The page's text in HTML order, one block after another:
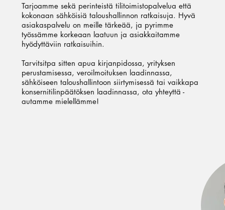
Tarjoamme sekä perinteistä tilitoimistopalvelua että
kokonaan sähköisiä taloushallinnon ratkaisuja. Hyvä
asiakaspalvelu on meille tärkeää, ja pyrimme
työssämme korkeaan laatuun ja asiakkaitamme
hyödyttäviin ratkaisuihin.
Tarvitsitpa sitten apua kirjanpidossa, yrityksen
perustamisessa, veroilmoituksen laadinnassa,
sähköiseen taloushallintoon siirtymisessä tai vaikkapa
konsernitilinpäätöksen laadinnassa, ota yhteyttä -
autamme mielellämme!